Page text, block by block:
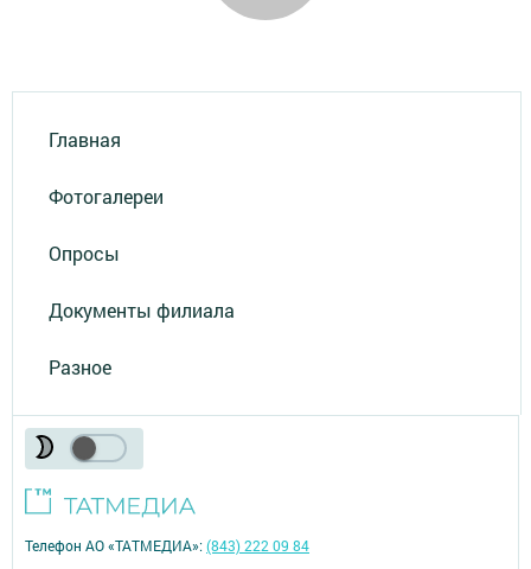
Главная
Фотогалереи
Опросы
Документы филиала
Разное
Телефон АО «ТАТМЕДИА»:(843) 222 09 84